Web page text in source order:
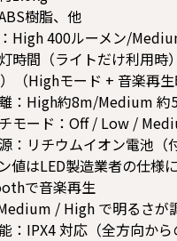
樹脂、他
High 400ルーメン/
時間（ライトだけ利用時
（Highモード + 音楽再
：High約8m/Medium
モード：Off / Low /
：リチウムイオン電池（
値はLED製造業者の仕様
で音楽再生
/ High で明るさが
：IPX4 対応（全方向か